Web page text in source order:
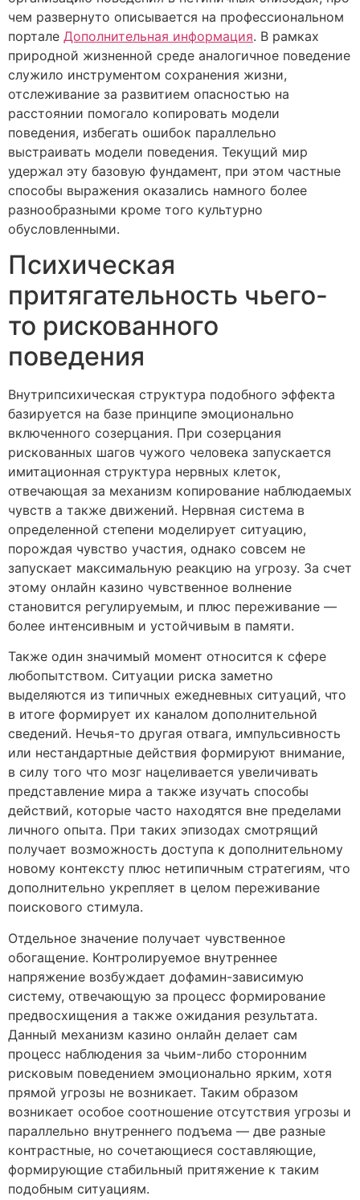
чем развернуто описывается на профессиональном
портале Дополнительная информация. В рамках
природной жизненной среде аналогичное поведение
служило инструментом сохранения жизни,
отслеживание за развитием опасностью на
расстоянии помогало копировать модели
поведения, избегать ошибок параллельно
выстраивать модели поведения. Текущий мир
удержал эту базовую фундамент, при этом частные
способы выражения оказались намного более
разнообразными кроме того культурно
обусловленными.
Психическая
притягательность чьего-
то рискованного
поведения
Внутрипсихическая структура подобного эффекта
базируется на базе принципе эмоционально
включенного созерцания. При созерцания
рискованных шагов чужого человека запускается
имитационная структура нервных клеток,
отвечающая за механизм копирование наблюдаемых
чувств а также движений. Нервная система в
определенной степени моделирует ситуацию,
порождая чувство участия, однако совсем не
запускает максимальную реакцию на угрозу. За счет
этому онлайн казино чувственное волнение
становится регулируемым, и плюс переживание —
более интенсивным и устойчивым в памяти.
Также один значимый момент относится к сфере
любопытством. Ситуации риска заметно
выделяются из типичных ежедневных ситуаций, что
в итоге формирует их каналом дополнительной
сведений. Нечья-то другая отвага, импульсивность
или нестандартные действия формируют внимание,
в силу того что мозг нацеливается увеличивать
представление мира а также изучать способы
действий, которые часто находятся вне пределами
личного опыта. При таких эпизодах смотрящий
получает возможность доступа к дополнительному
новому контексту плюс нетипичным стратегиям, что
дополнительно укрепляет в целом переживание
поискового стимула.
Отдельное значение получает чувственное
обогащение. Контролируемое внутреннее
напряжение возбуждает дофамин-зависимую
систему, отвечающую за процесс формирование
предвосхищения а также ожидания результата.
Данный механизм казино онлайн делает сам
процесс наблюдения за чьим-либо сторонним
рисковым поведением эмоционально ярким, хотя
прямой угрозы не возникает. Таким образом
возникает особое соотношение отсутствия угрозы и
параллельно внутреннего подъема — две разные
контрастные, но сочетающиеся составляющие,
формирующие стабильный притяжение к таким
подобным ситуациям.